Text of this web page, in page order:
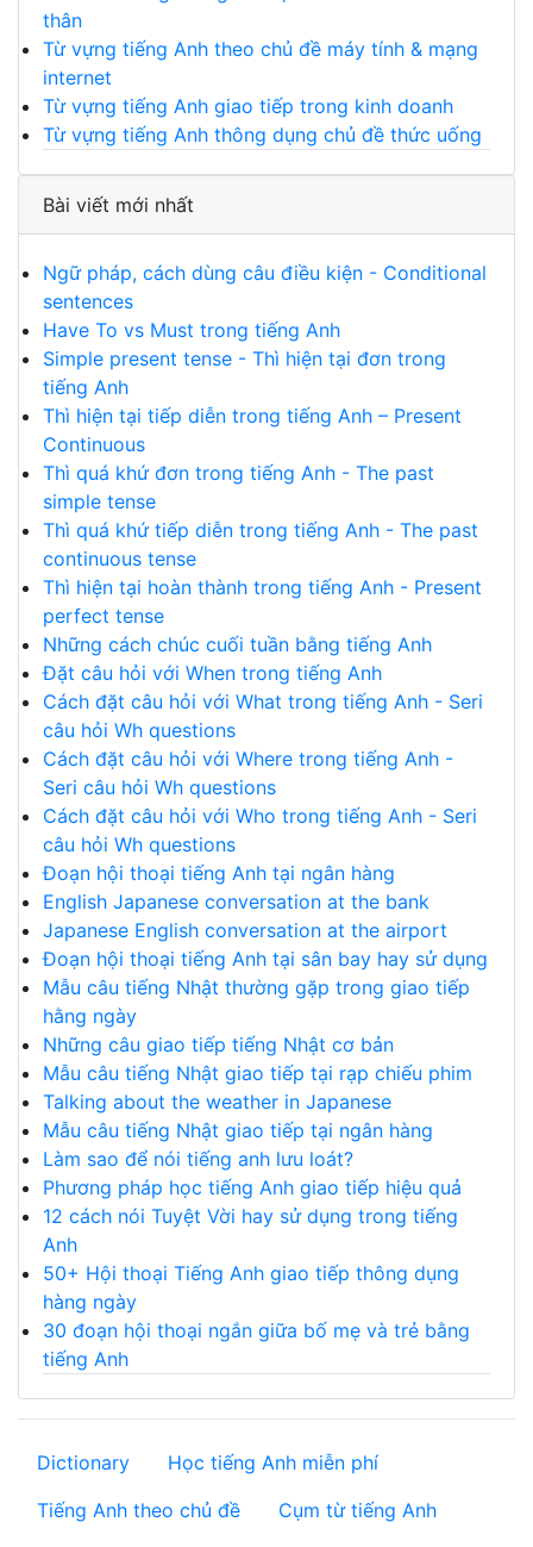
thân
Từ vựng tiếng Anh theo chủ đề máy tính & mạng
internet
Từ vựng tiếng Anh giao tiếp trong kinh doanh
Từ vựng tiếng Anh thông dụng chủ đề thức uống
Bài viết mới nhất
Ngữ pháp, cách dùng câu điều kiện - Conditional
sentences
Have To vs Must trong tiếng Anh
Simple present tense - Thì hiện tại đơn trong
tiếng Anh
Thì hiện tại tiếp diễn trong tiếng Anh – Present
Continuous
Thì quá khứ đơn trong tiếng Anh - The past
simple tense
Thì quá khứ tiếp diễn trong tiếng Anh - The past
continuous tense
Thì hiện tại hoàn thành trong tiếng Anh - Present
perfect tense
Những cách chúc cuối tuần bằng tiếng Anh
Đặt câu hỏi với When trong tiếng Anh
Cách đặt câu hỏi với What trong tiếng Anh - Seri
câu hỏi Wh questions
Cách đặt câu hỏi với Where trong tiếng Anh -
Seri câu hỏi Wh questions
Cách đặt câu hỏi với Who trong tiếng Anh - Seri
câu hỏi Wh questions
Đoạn hội thoại tiếng Anh tại ngân hàng
English Japanese conversation at the bank
Japanese English conversation at the airport
Đoạn hội thoại tiếng Anh tại sân bay hay sử dụng
Mẫu câu tiếng Nhật thường gặp trong giao tiếp
hằng ngày
Những câu giao tiếp tiếng Nhật cơ bản
Mẫu câu tiếng Nhật giao tiếp tại rạp chiếu phim
Talking about the weather in Japanese
Mẫu câu tiếng Nhật giao tiếp tại ngân hàng
Làm sao để nói tiếng anh lưu loát?
Phương pháp học tiếng Anh giao tiếp hiệu quả
12 cách nói Tuyệt Vời hay sử dụng trong tiếng
Anh
50+ Hội thoại Tiếng Anh giao tiếp thông dụng
hàng ngày
30 đoạn hội thoại ngắn giữa bố mẹ và trẻ bằng
tiếng Anh
Dictionary
Học tiếng Anh miễn phí
Tiếng Anh theo chủ đề
Cụm từ tiếng Anh